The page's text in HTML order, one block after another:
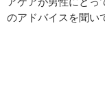
のアドバイスを聞い